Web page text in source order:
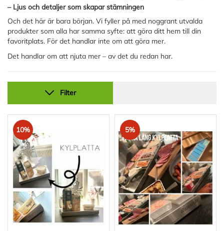
– Ljus och detaljer som skapar stämningen
Och det här är bara början. Vi fyller på med noggrant utvalda
produkter som alla har samma syfte: att göra ditt hem till din
favoritplats. För det handlar inte om att göra mer.
Det handlar om att njuta mer – av det du redan har.
Filter
10% 5%